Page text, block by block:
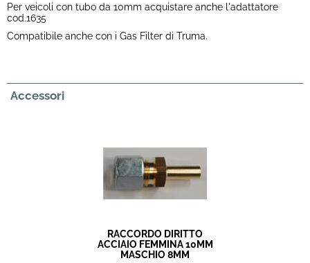
Per veicoli con tubo da 10mm acquistare anche l'adattatore
cod.1635
Compatibile anche con i Gas Filter di Truma.
Accessori
RACCORDO DIRITTO
ACCIAIO FEMMINA 10MM
MASCHIO 8MM